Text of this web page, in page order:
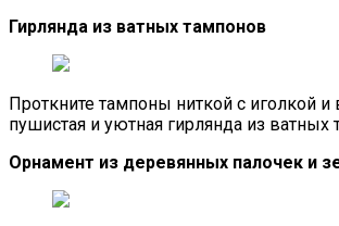
Гирлянда из ватных тампонов
Проткните тампоны ниткой с иголкой и
пушистая и уютная гирлянда из ватных
Орнамент из деревянных палочек и